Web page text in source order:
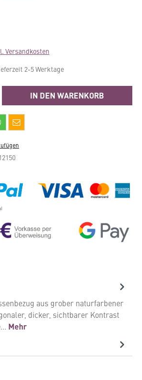
Versandkosten
2-5 Werktage
Gib den gewünschten
IN DEN WARENKORB
aus grober naturfarbener
dicker, sichtbarer Kontrast
Mehr